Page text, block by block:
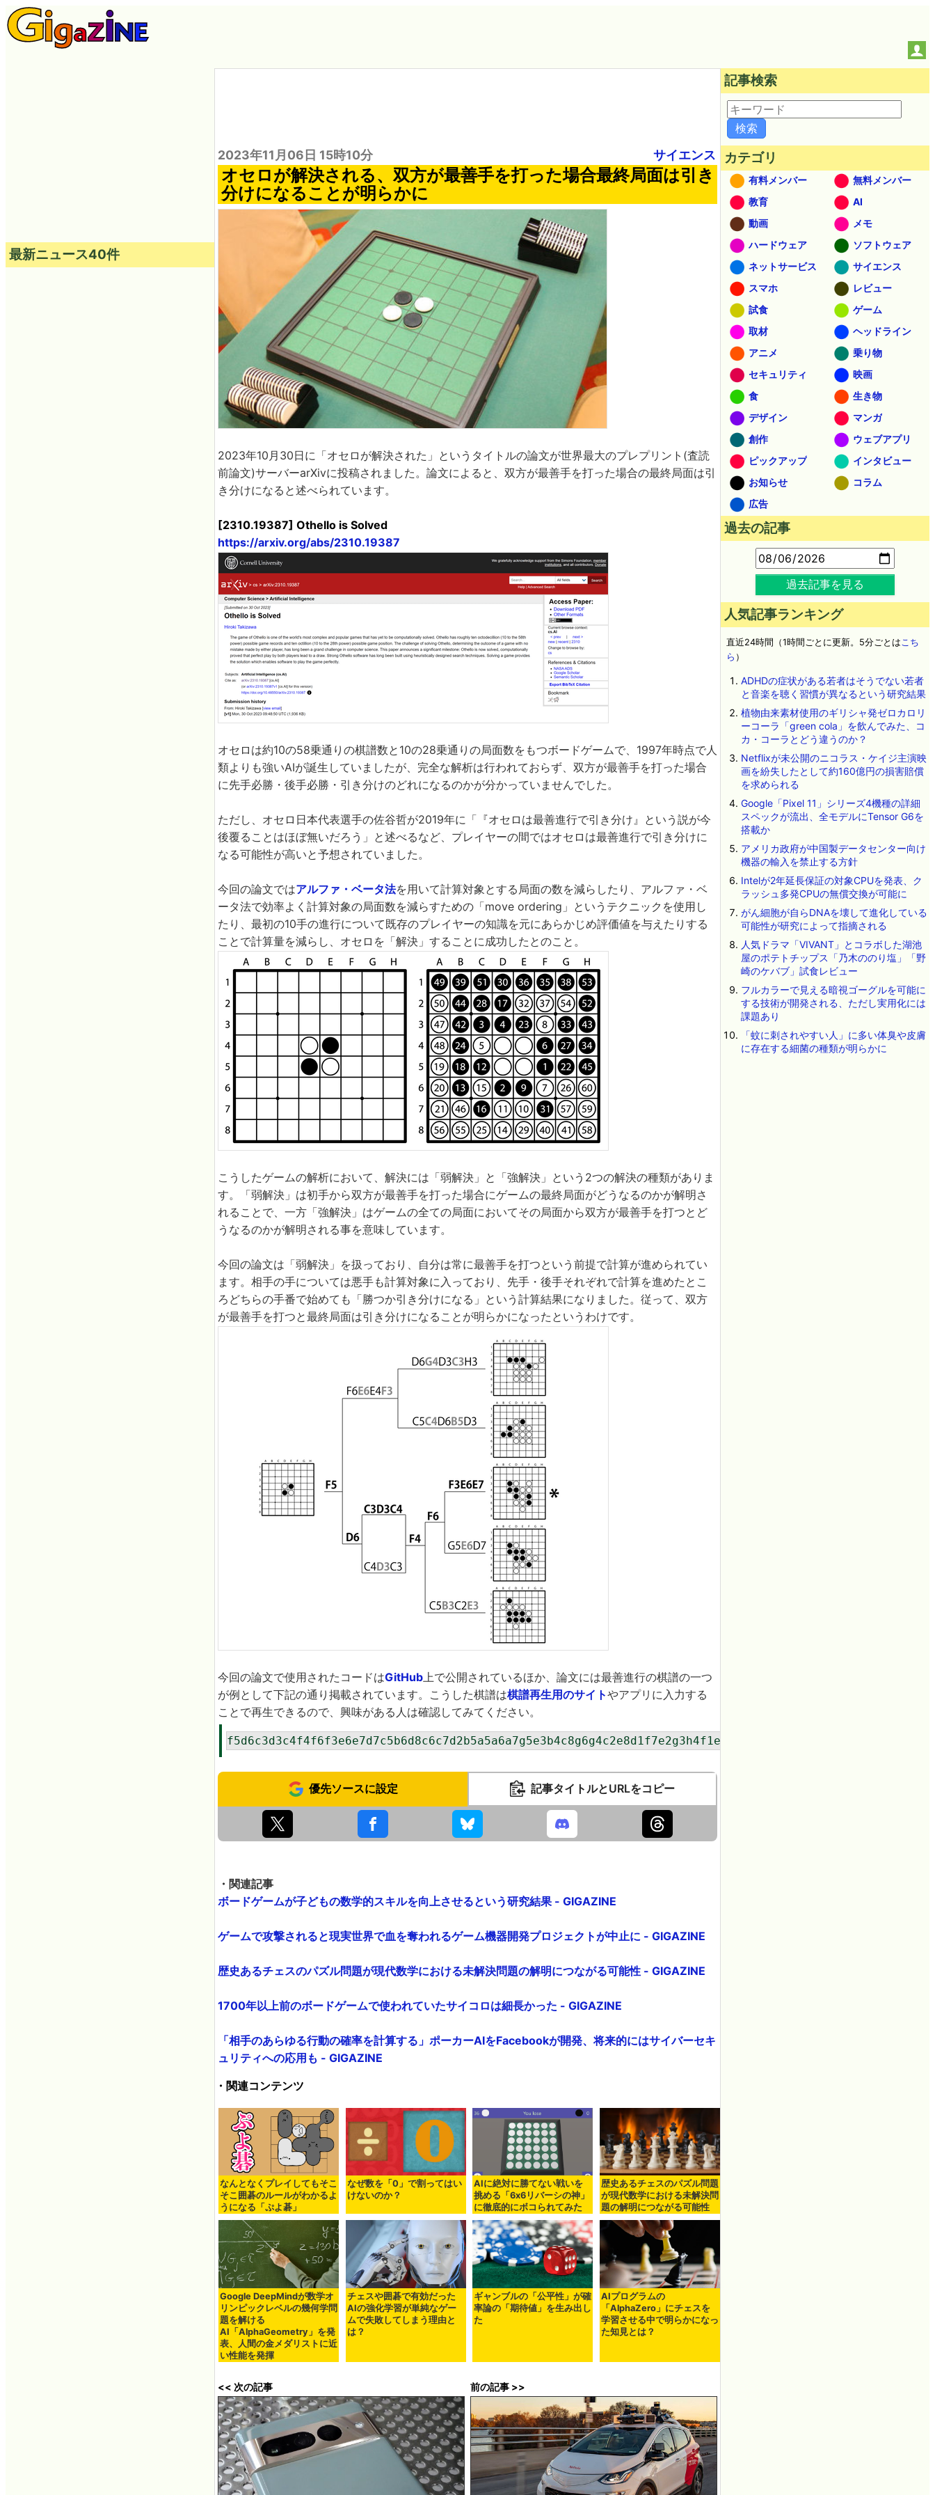
2023年11月06日 15時10分 サイエンス
オセロが解決される、双方が最善手を打った場合最終局面は引き
分けになることが明らかに
2023年10月30日に「オセロが解決された」というタイトルの論文が世界最大のプレプリント(査読
前論文)サーバーarXivに投稿されました。論文によると、双方が最善手を打った場合の最終局面は引
き分けになると述べられています。
[2310.19387] Othello is Solved
https://arxiv.org/abs/2310.19387
オセロは約10の58乗通りの棋譜数と10の28乗通りの局面数をもつボードゲームで、1997年時点で人
類よりも強いAIが誕生していましたが、完全な解析は行われておらず、双方が最善手を打った場合
に先手必勝・後手必勝・引き分けのどれになるのかが分かっていませんでした。
ただし、オセロ日本代表選手の佐谷哲が2019年に「『オセロは最善進行で引き分け』という説が今
後覆ることはほぼ無いだろう」と述べるなど、プレイヤーの間ではオセロは最善進行で引き分けに
なる可能性が高いと予想されていました。
今回の論文ではアルファ・ベータ法を用いて計算対象とする局面の数を減らしたり、アルファ・ベ
ータ法で効率よく計算対象の局面数を減らすための「move ordering」というテクニックを使用し
たり、最初の10手の進行について既存のプレイヤーの知識を元にあらかじめ評価値を与えたりする
ことで計算量を減らし、オセロを「解決」することに成功したとのこと。
こうしたゲームの解析において、解決には「弱解決」と「強解決」という2つの解決の種類がありま
す。「弱解決」は初手から双方が最善手を打った場合にゲームの最終局面がどうなるのかが解明さ
れることで、一方「強解決」はゲームの全ての局面においてその局面から双方が最善手を打つとど
うなるのかが解明される事を意味しています。
今回の論文は「弱解決」を扱っており、自分は常に最善手を打つという前提で計算が進められてい
ます。相手の手については悪手も計算対象に入っており、先手・後手それぞれで計算を進めたとこ
ろどちらの手番で始めても「勝つか引き分けになる」という計算結果になりました。従って、双方
が最善手を打つと最終局面は引き分けになることが明らかになったというわけです。
今回の論文で使用されたコードはGitHub 上で公開されているほか、論文には最善進行の棋譜の一つ
が例として下記の通り掲載されています。こうした棋譜は棋譜再生用のサイトやアプリに入力する
ことで再生できるので、興味がある人は確認してみてください。
優先ソースに設定 記事タイトルとURLをコピー
・関連記事
ボードゲームが子どもの数学的スキルを向上させるという研究結果 - GIGAZINE
ゲームで攻撃されると現実世界で血を奪われるゲーム機器開発プロジェクトが中止に - GIGAZINE
歴史あるチェスのパズル問題が現代数学における未解決問題の解明につながる可能性 - GIGAZINE
1700年以上前のボードゲームで使われていたサイコロは細長かった - GIGAZINE
「相手のあらゆる行動の確率を計算する」ポーカーAIをFacebookが開発、将来的にはサイバーセキ
ュリティへの応用も - GIGAZINE
・関連コンテンツ
なんとなくプレイしてもそこ
そこ囲碁のルールがわかるよ
うになる「ぷよ碁」
なぜ数を「0」で割ってはい
けないのか？
AIに絶対に勝てない戦いを
挑める「6x6リバーシの神」
に徹底的にボコられてみた
歴史あるチェスのパズル問題
が現代数学における未解決問
題の解明につながる可能性
Google DeepMindが数学オ
リンピックレベルの幾何学問
題を解ける
AI「AlphaGeometry」を発
表、人間の金メダリストに近
い性能を発揮
チェスや囲碁で有効だった
AIの強化学習が単純なゲー
ムで失敗してしまう理由と
は？
ギャンブルの「公平性」が確
率論の「期待値」を生み出し
た
AIプログラムの
「AlphaZero」にチェスを
学習させる中で明らかになっ
た知見とは？
<< 次の記事 前の記事 >>
最新ニュース40件
記事検索
カテゴリ
有料メンバー
無料メンバー
教育
AI
動画
メモ
ハードウェア
ソフトウェア
ネットサービス
サイエンス
スマホ
レビュー
試食
ゲーム
取材
ヘッドライン
アニメ
乗り物
セキュリティ
映画
食
生き物
デザイン
マンガ
創作
ウェブアプリ
ピックアップ
インタビュー
お知らせ
コラム
広告
過去の記事
過去記事を見る
人気記事ランキング
直近24時間（1時間ごとに更新。5分ごとはこち
ら ）
ADHDの症状がある若者はそうでない若者
と音楽を聴く習慣が異なるという研究結果
植物由来素材使用のギリシャ発ゼロカロリ
ーコーラ「green cola」を飲んでみた、コ
カ・コーラとどう違うのか？
Netflixが未公開のニコラス・ケイジ主演映
画を紛失したとして約160億円の損害賠償
を求められる
Google「Pixel 11」シリーズ4機種の詳細
スペックが流出、全モデルにTensor G6を
搭載か
アメリカ政府が中国製データセンター向け
機器の輸入を禁止する方針
Intelが2年延長保証の対象CPUを発表、ク
ラッシュ多発CPUの無償交換が可能に
がん細胞が自らDNAを壊して進化している
可能性が研究によって指摘される
人気ドラマ「VIVANT」とコラボした湖池
屋のポテトチップス「乃木ののり塩」「野
崎のケバブ」試食レビュー
フルカラーで見える暗視ゴーグルを可能に
する技術が開発される、ただし実用化には
課題あり
「蚊に刺されやすい人」に多い体臭や皮膚
に存在する細菌の種類が明らかに